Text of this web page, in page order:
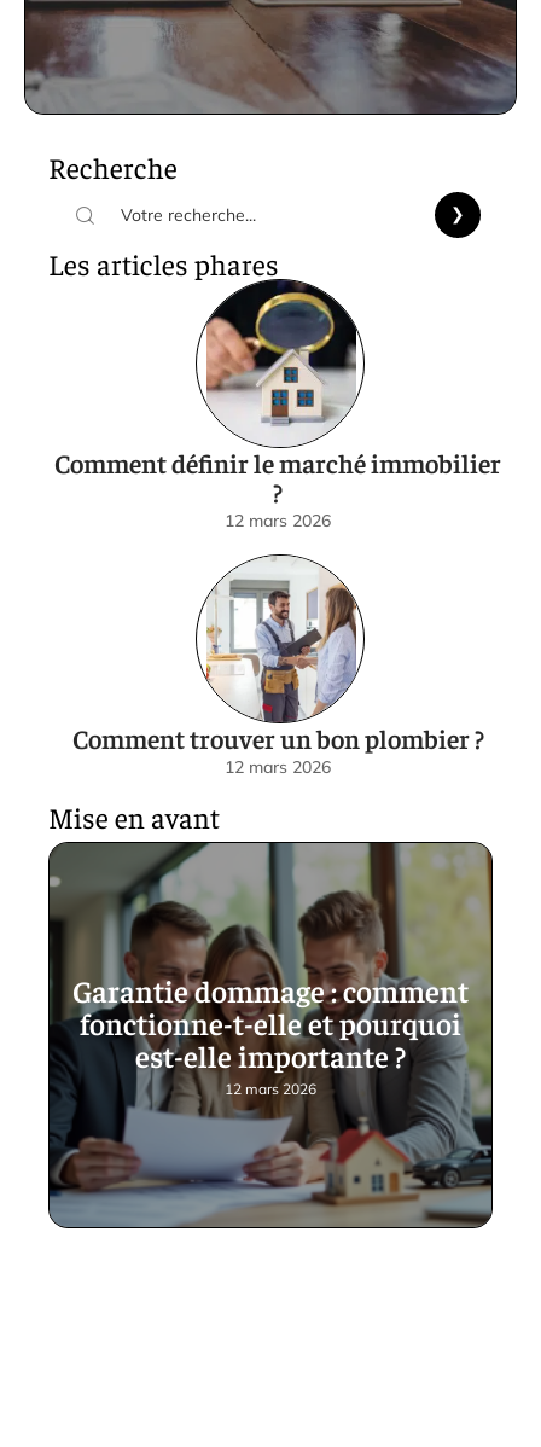
Recherche
Les articles phares
Comment définir le marché immobilier
?
12 mars 2026
Comment trouver un bon plombier ?
12 mars 2026
Mise en avant
Garantie dommage : comment
fonctionne-t-elle et pourquoi
est-elle importante ?
12 mars 2026